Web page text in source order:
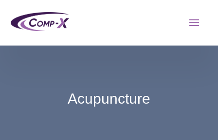
Acupuncture